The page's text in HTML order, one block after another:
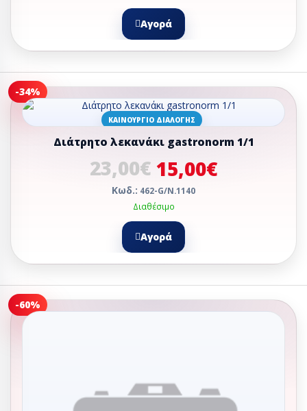
Αγορά
-34%
ΚΑΙΝΟΎΡΓΙΟ ΔΙΑΛΟΓΉΣ
Διάτρητο λεκανάκι gastronorm 1/1
23,00€ 15,00€
Κωδ.: 462-G/N.1140
Διαθέσιμο
Αγορά
-60%